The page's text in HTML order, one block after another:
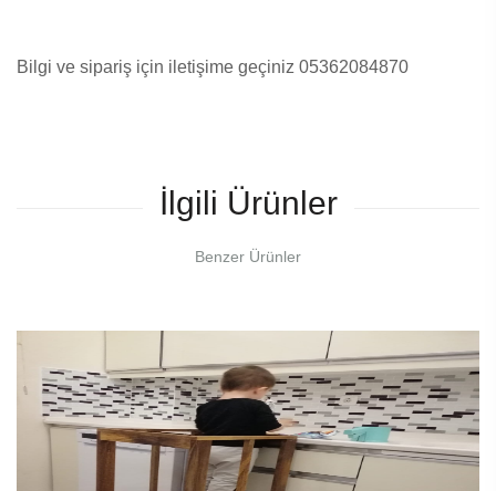
Bilgi ve sipariş için iletişime geçiniz 05362084870
İlgili Ürünler
Benzer Ürünler